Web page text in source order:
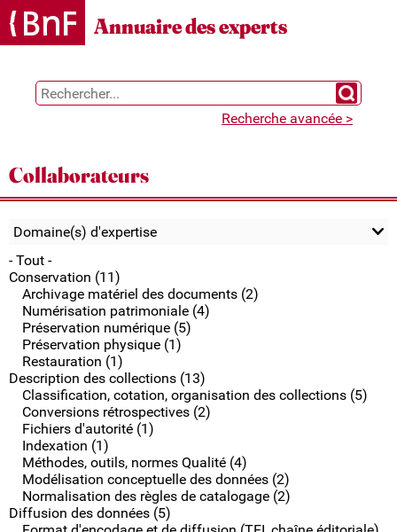
Gestion des cookies
Annuaire des experts
Chercher
Recherche avancée >
Collaborateurs
Domaine(s) d'expertise
- Tout -
Conservation (11)
Archivage matériel des documents (2)
Numérisation patrimoniale (4)
Préservation numérique (5)
Préservation physique (1)
Restauration (1)
Description des collections (13)
Classification, cotation, organisation des collections (5)
Conversions rétrospectives (2)
Fichiers d'autorité (1)
Indexation (1)
Méthodes, outils, normes Qualité (4)
Modélisation conceptuelle des données (2)
Normalisation des règles de catalogage (2)
Diffusion des données (5)